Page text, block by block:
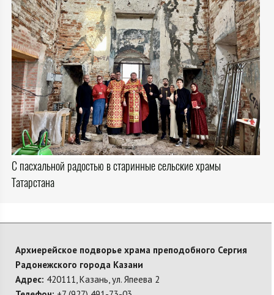
С пасхальной радостью в старинные сельские храмы
Татарстана
Архиерейское подворье храма преподобного Сергия
Радонежского города Казани
Адрес: 420111, Казань, ул. Япеева 2